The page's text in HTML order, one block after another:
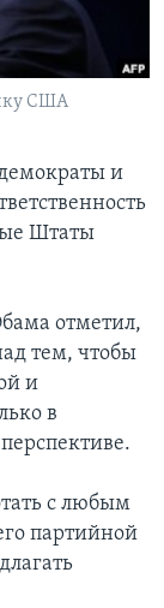
США
и
Штаты
отметил,
тем, чтобы
и
в
с любым
партийной